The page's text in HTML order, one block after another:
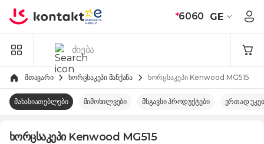
*6060 GE
მთავარი ხორცსაკეპი მანქანა ხორცსაკეპი Kenwood MG515
მახასიათებლები მიმოხილვები მსგავსი პროდუქტები ერთად
ხორცსაკეპი Kenwood MG515